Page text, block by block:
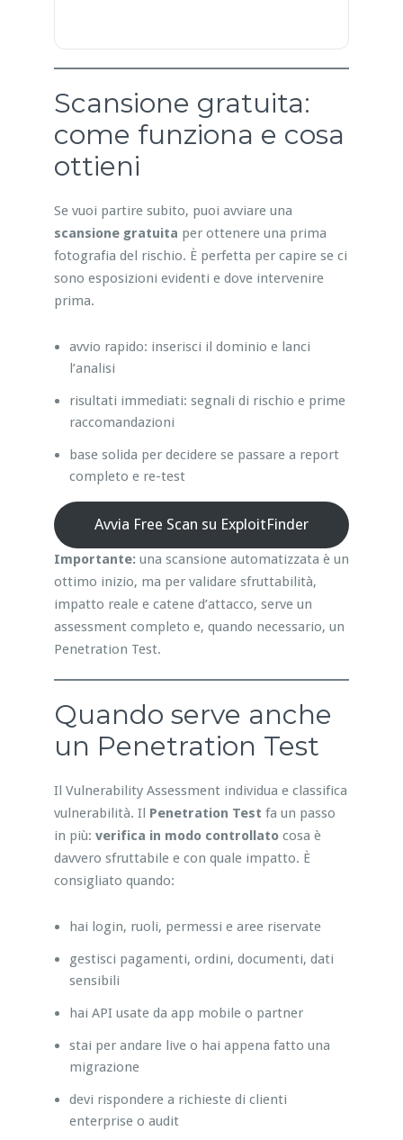
Scansione gratuita:
come funziona e cosa
ottieni
Se vuoi partire subito, puoi avviare una
scansione gratuita per ottenere una prima
fotografia del rischio. È perfetta per capire se ci
sono esposizioni evidenti e dove intervenire
prima.
avvio rapido: inserisci il dominio e lanci
l’analisi
risultati immediati: segnali di rischio e prime
raccomandazioni
base solida per decidere se passare a report
completo e re-test
Avvia Free Scan su ExploitFinder
Importante: una scansione automatizzata è un
ottimo inizio, ma per validare sfruttabilità,
impatto reale e catene d’attacco, serve un
assessment completo e, quando necessario, un
Penetration Test.
Quando serve anche
un Penetration Test
Il Vulnerability Assessment individua e classifica
vulnerabilità. Il Penetration Test fa un passo
in più: verifica in modo controllatocosa è
davvero sfruttabile e con quale impatto. È
consigliato quando:
hai login, ruoli, permessi e aree riservate
gestisci pagamenti, ordini, documenti, dati
sensibili
hai API usate da app mobile o partner
stai per andare live o hai appena fatto una
migrazione
devi rispondere a richieste di clienti
enterprise o audit